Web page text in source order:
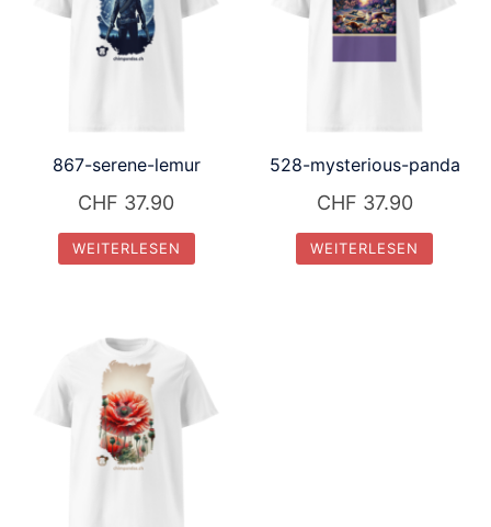
867-serene-lemur
CHF 37.90
WEITERLESEN
528-mysterious-panda
CHF 37.90
WEITERLESEN